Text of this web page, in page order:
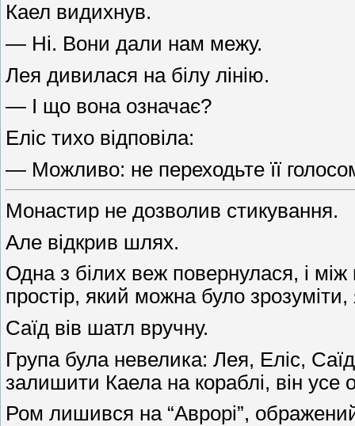
Каел видихнув.
— Ні. Вони дали нам межу.
Лея дивилася на білу лінію.
— І що вона означає?
Еліс тихо відповіла:
— Можливо: не переходьте її
Монастир не дозволив стикування.
Але відкрив шлях.
Одна з білих веж повернулася, і
простір, який можна було
Саїд вів шатл вручну.
Група була невелика: Лея, Еліс,
залишити Каела на кораблі, він усе
Ром лишився на “Аврорі”,